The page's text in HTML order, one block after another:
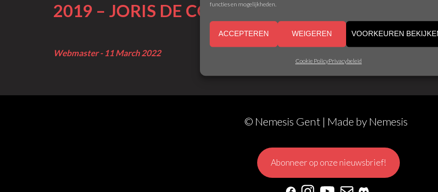
functies en mogelijkheden.
ACCEPTEREN WEIGEREN VOORKEUREN
Cookie PolicyPrivacybeleid
2019 – JORIS DE CONINCK – GAMEMASTER
Webmaster - 11 March 2022
© Nemesis Gent | Made byNemesis
Abonneer op onze nieuwsbrief!